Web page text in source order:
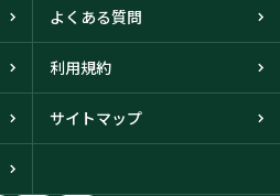
よくある質問
利用規約
サイトマップ